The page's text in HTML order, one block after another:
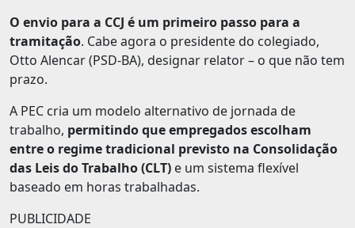
O envio para a CCJ é um primeiro passo para a
tramitação. Cabe agora o presidente do colegiado,
Otto Alencar (PSD-BA), designar relator – o que não tem
prazo.
A PEC cria um modelo alternativo de jornada de
trabalho, permitindo que empregados escolham
entre o regime tradicional previsto na Consolidação
das Leis do Trabalho (CLT) e um sistema flexível
baseado em horas trabalhadas.
PUBLICIDADE